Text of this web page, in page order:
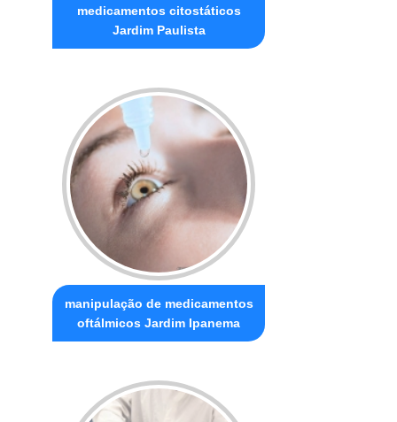
medicamentos citostáticos
Jardim Paulista
manipulação de medicamentos
oftálmicos Jardim Ipanema